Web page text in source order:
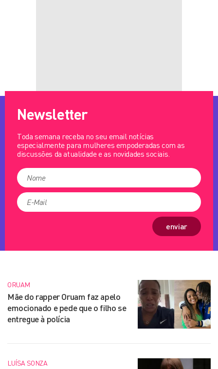
Newsletter
Toda semana receba no seu email notícias
especialmente para mulheres empoderadas com as
discussões da atualidade e as novidades sociais.
enviar
ORUAM
Mãe do rapper Oruam faz apelo
emocionado e pede que o filho se
entregue à polícia
LUÍSA SONZA